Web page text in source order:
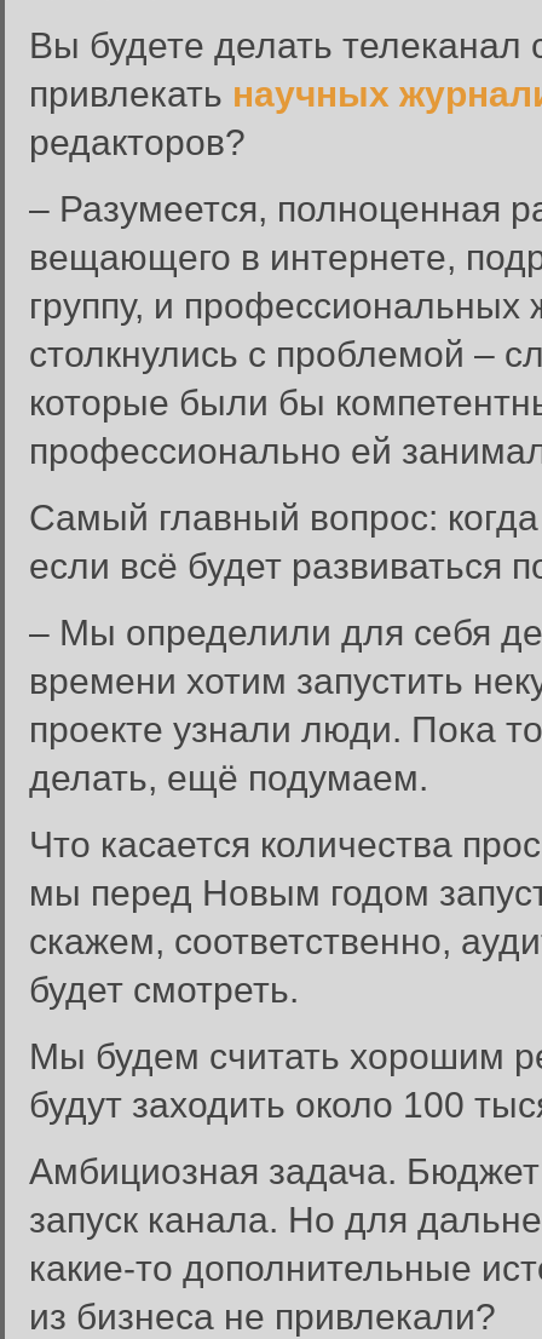
Вы будете делать
привлекать научных
редакторов?
– Разумеется, полноценная
вещающего в интернете,
группу, и
столкнулись с проблемой –
которые были бы
профессионально ей
Самый главный вопрос:
если всё будет развиваться
– Мы определили для себя
времени хотим запустить
проекте узнали люди. Пока
делать, ещё подумаем.
Что касается количества
мы перед Новым годом
скажем, соответственно,
будет смотреть.
Мы будем считать хорошим
будут заходить около 100
Амбициозная задача.
запуск канала. Но для
какие-то дополнительные
из бизнеса не привлекали?